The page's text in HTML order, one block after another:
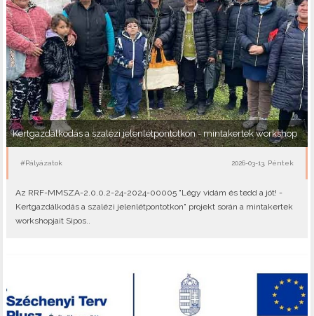
Kertgazdálkodás a szalézi jelenlétpontotkon - mintakertek workshop
#Pályázatok 2026-03-13, Péntek
Az RRF-MMSZA-2.0.0.2-24-2024-00005 "Légy vidám és tedd a jót! -
Kertgazdálkodás a szalézi jelenlétpontotkon" projekt során a mintakertek
workshopjait Sipos..